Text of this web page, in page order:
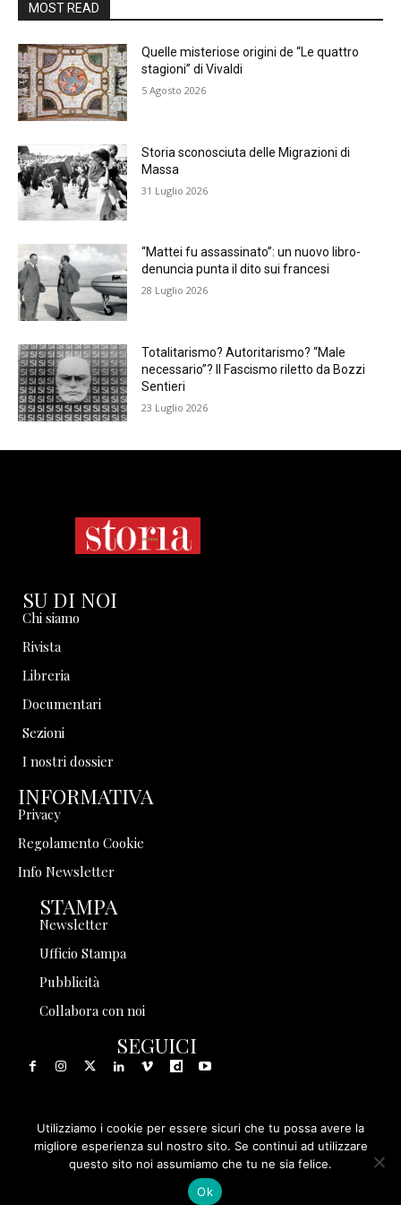
MOST READ
Quelle misteriose origini de “Le quattro
stagioni” di Vivaldi
5 Agosto 2026
Storia sconosciuta delle Migrazioni di
Massa
31 Luglio 2026
“Mattei fu assassinato”: un nuovo libro-
denuncia punta il dito sui francesi
28 Luglio 2026
Totalitarismo? Autoritarismo? “Male
necessario”? Il Fascismo riletto da Bozzi
Sentieri
23 Luglio 2026
SU DI NOI
Chi siamo
Rivista
Libreria
Documentari
Sezioni
I nostri dossier
INFORMATIVA
Privacy
Regolamento Cookie
Info Newsletter
STAMPA
Newsletter
Ufficio Stampa
Pubblicità
Collabora con noi
SEGUICI
© 1999 - 2025 Storia in Rete Srl - Tutti i diritti riservati - P.
IVA 08570971005
Utilizziamo i cookie per essere sicuri che tu possa avere la
migliore esperienza sul nostro sito. Se continui ad utilizzare
questo sito noi assumiamo che tu ne sia felice.
Ok